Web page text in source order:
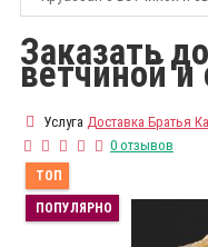
Заказать
ветчиной
Услуга Доставка Братья
0 отзывов
ТОП
ПОПУЛЯРНО